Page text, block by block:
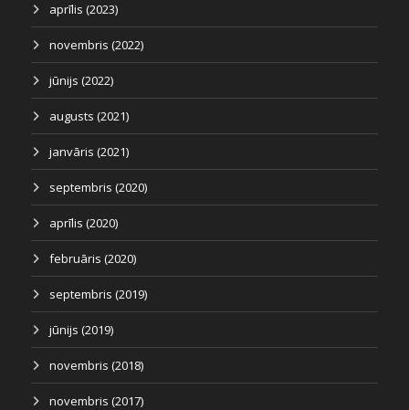
aprīlis (2023)
novembris (2022)
jūnijs (2022)
augusts (2021)
janvāris (2021)
septembris (2020)
aprīlis (2020)
februāris (2020)
septembris (2019)
jūnijs (2019)
novembris (2018)
novembris (2017)